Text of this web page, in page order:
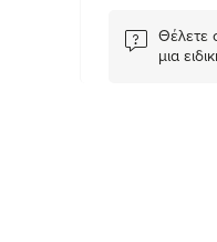
Θέλετε
μια